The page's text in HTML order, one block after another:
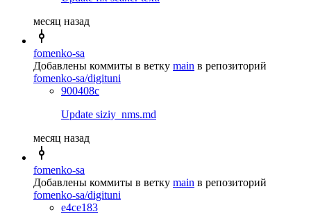
месяц назад
fomenko-sa
Добавлены коммиты в ветку main в репозиторий
fomenko-sa/digituni
900408c
Update siziy_nms.md
месяц назад
fomenko-sa
Добавлены коммиты в ветку main в репозиторий
fomenko-sa/digituni
e4ce183